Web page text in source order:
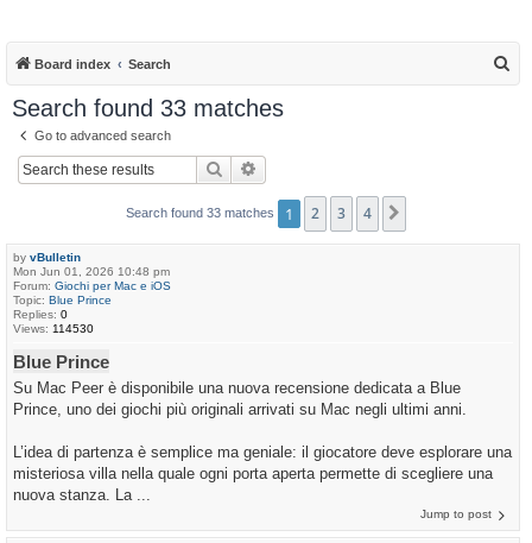
Board index Search
Search found 33 matches
Go to advanced search
Search
Search found 33 matches 1 2 3 4
by vBulletin
Mon Jun 01, 2026 10:48 pm
Forum: Giochi per Mac e iOS
Topic: Blue Prince
Replies: 0
Views: 114530
Blue Prince
Su Mac Peer è disponibile una nuova recensione dedicata a Blue
Prince, uno dei giochi più originali arrivati su Mac negli ultimi anni.
L’idea di partenza è semplice ma geniale: il giocatore deve esplorare una
misteriosa villa nella quale ogni porta aperta permette di scegliere una
nuova stanza. La ...
Jump to post